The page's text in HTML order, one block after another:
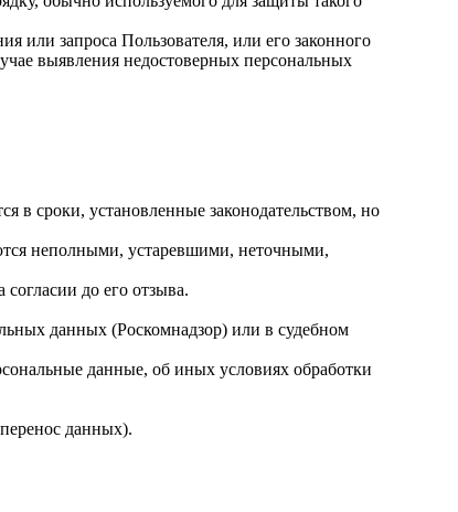
или запроса Пользователя, или его законного
выявления недостоверных персональных
в сроки, установленные законодательством, но
неполными, устаревшими, неточными,
до его отзыва.
данных (Роскомнадзор) или в судебном
данные, об иных условиях обработки
данных).